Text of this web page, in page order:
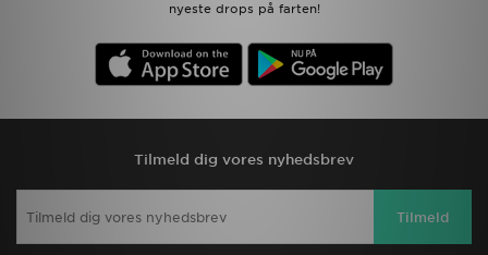
nyeste drops på farten!
Tilmeld dig vores nyhedsbrev
Tilmeld